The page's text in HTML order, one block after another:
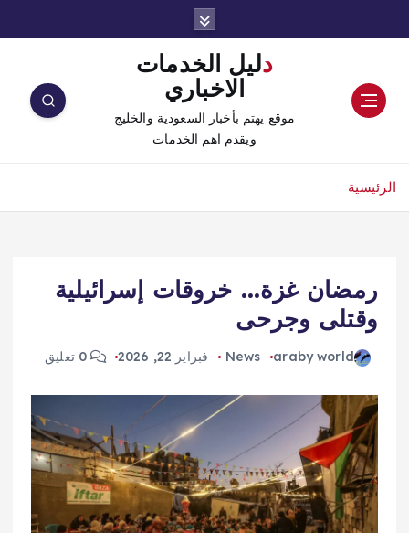
دليل الخدمات
الاخباري
موقع يهتم بأخبار السعودية والخليج
ويقدم اهم الخدمات
الرئيسية
رمضان غزة… خروقات إسرائيلية
وقتلى وجرحى
araby world
News فبراير 22, 2026 0 تعليق